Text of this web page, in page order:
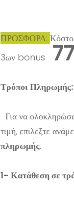
ΠΡΟΣΦΟΡΑ:
3ων bonus 77
Τρόποι Πληρωμής:
Για να
τιμή, επιλέξτε
πληρωμής.
1- Κατάθεση σε